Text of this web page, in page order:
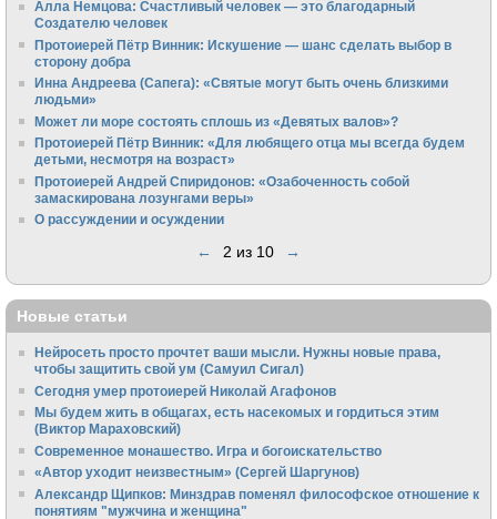
Алла Немцова: Счастливый человек — это благодарный
Создателю человек
Протоиерей Пётр Винник: Искушение — шанс сделать выбор в
сторону добра
Инна Андреева (Сапега): «Святые могут быть очень близкими
людьми»
Может ли море состоять сплошь из «Девятых валов»?
Протоиерей Пётр Винник: «Для любящего отца мы всегда будем
детьми, несмотря на возраст»
Протоиерей Андрей Спиридонов: «Озабоченность собой
замаскирована лозунгами веры»
О рассуждении и осуждении
← 2 из 10 →
Новые статьи
Нейросеть просто прочтет ваши мысли. Нужны новые права,
чтобы защитить свой ум (Самуил Сигал)
Сегодня умер протоиерей Николай Агафонов
Мы будем жить в общагах, есть насекомых и гордиться этим
(Виктор Мараховский)
Cовременное монашество. Игра и богоискательство
«Автор уходит неизвестным» (Сергей Шаргунов)
Александр Щипков: Минздрав поменял философское отношение к
понятиям "мужчина и женщина"